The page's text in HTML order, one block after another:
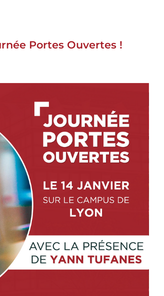
Portes Ouvertes !